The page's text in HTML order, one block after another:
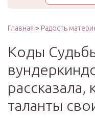
Главная > Радость
Коды
рассказала,
таланты